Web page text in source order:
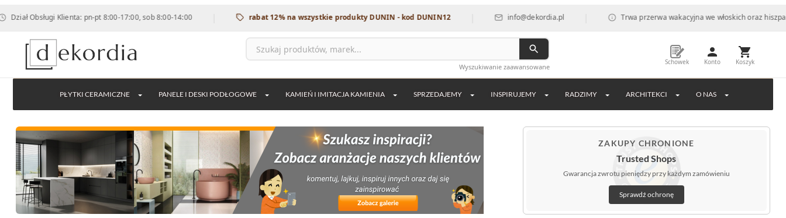
Klienta: pn-pt 8:00-17:00, sob 8:00-14:00 | rabat 12% na wszystkie produkty DUNIN - kod DUNIN12 | info@dekordia.pl | Trwa przerwa wakacyjna we włoskich oraz hiszpańskich
Wyszukiwanie zaawansowane
Schowek Konto Koszyk
PŁYTKI CERAMICZNE PANELE I DESKI PODŁOGOWE KAMIEŃ I IMITACJA KAMIENIA SPRZEDAJEMY INSPIRUJEMY RADZIMY ARCHITEKCI O NAS
ZAKUPY CHRONIONE
Trusted Shops
Gwarancja zwrotu pieniędzy przy każdym zamówieniu
Sprawdź ochronę